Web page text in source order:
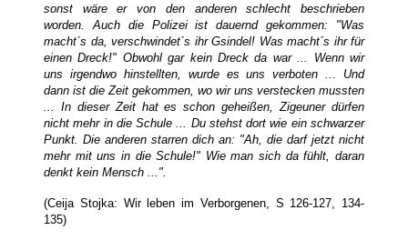
sonst wäre er von den anderen schlecht beschrieben
worden. Auch die Polizei ist dauernd gekommen: "Was
macht´s da, verschwindet´s ihr Gsindel! Was macht´s ihr für
einen Dreck!" Obwohl gar kein Dreck da war ... Wenn wir
uns irgendwo hinstellten, wurde es uns verboten ... Und
dann ist die Zeit gekommen, wo wir uns verstecken mussten
... In dieser Zeit hat es schon geheißen, Zigeuner dürfen
nicht mehr in die Schule ... Du stehst dort wie ein schwarzer
Punkt. Die anderen starren dich an: "Ah, die darf jetzt nicht
mehr mit uns in die Schule!" Wie man sich da fühlt, daran
denkt kein Mensch ...".
(Ceija Stojka: Wir leben im Verborgenen, S 126-127, 134-
135)